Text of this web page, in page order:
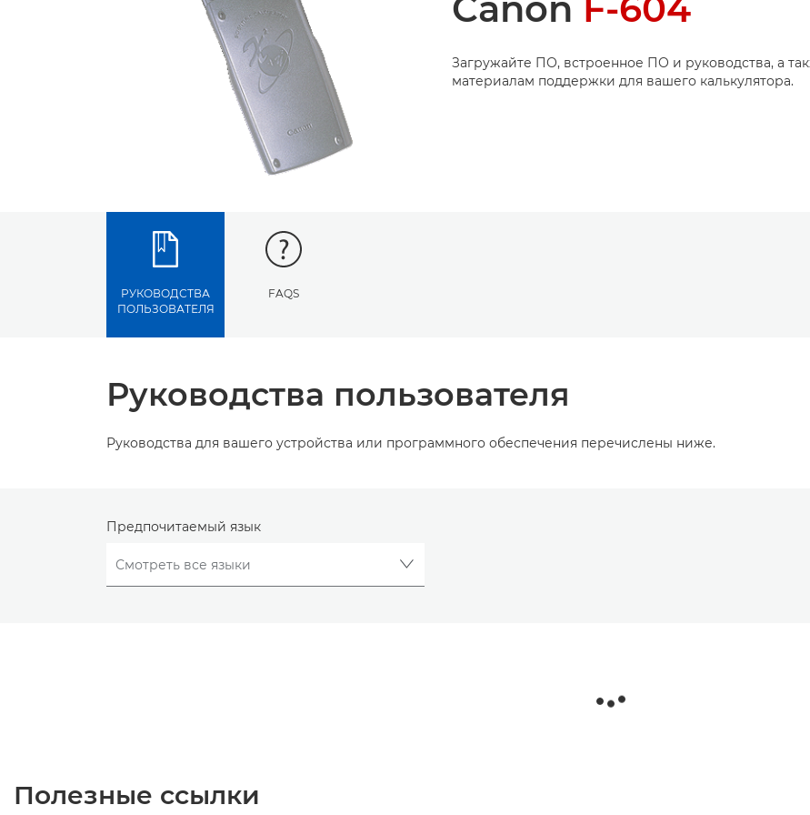
Загружайте ПО, встроенное ПО и руководства, а
материалам поддержки для вашего калькулятора.
РУКОВОДСТВА
ПОЛЬЗОВАТЕЛЯ
FAQS
Руководства пользователя
Руководства для вашего устройства или программного обеспечения перечислены ниже.
Предпочитаемый язык
Полезные ссылки